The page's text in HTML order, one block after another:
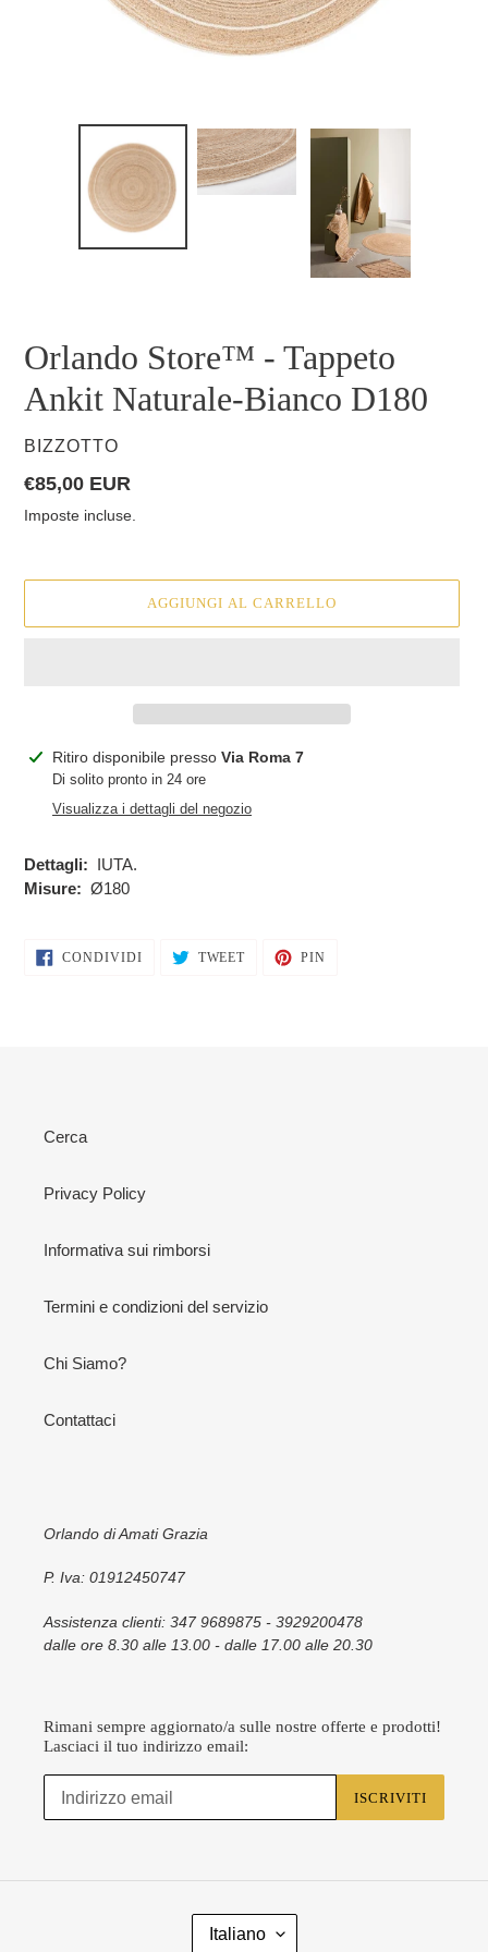
Orlando Store™ - Tappeto
Ankit Naturale-Bianco D180
VENDITORE
BIZZOTTO
Prezzo
di
€85,00 EUR
Imposte incluse.
AGGIUNGI AL CARRELLO
Inserimento
prodotto
Ritiro disponibile presso Via Roma 7
Di solito pronto in 24 ore
Visualizza i dettagli del negozio
Dettagli: IUTA.
Misure: Ø180
CONDIVIDICONDIVIDITWEETTWITTA PIN
Cerca
Privacy Policy
Informativa sui rimborsi
Termini e condizioni del servizio
Chi Siamo?
Contattaci
Orlando di Amati Grazia
P. Iva: 01912450747
Assistenza clienti: 347 9689875 - 3929200478
dalle ore 8.30 alle 13.00 - dalle 17.00 alle 20.30
Rimani sempre aggiornato/a sulle nostre offerte e prodotti!
Lasciaci il tuo indirizzo email:
ISCRIVITI
Italiano